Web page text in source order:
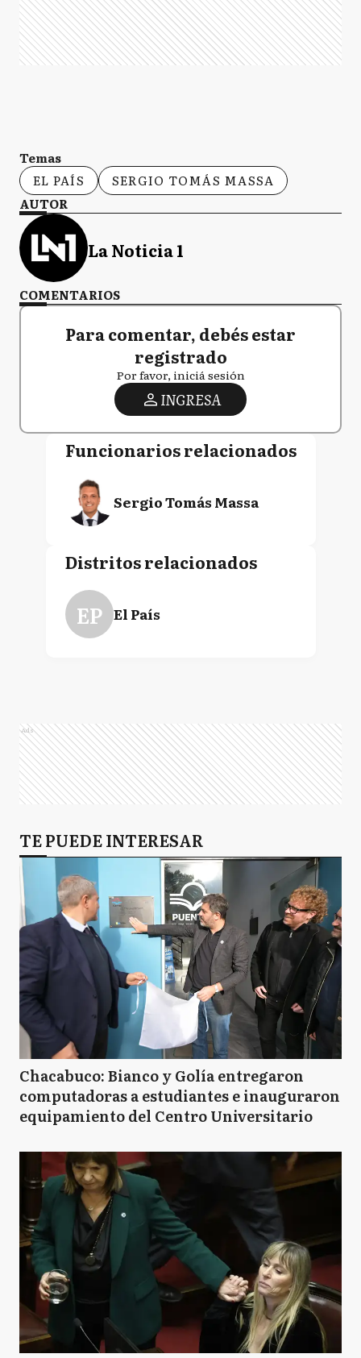
Temas
EL PAÍS
SERGIO TOMÁS MASSA
AUTOR
La Noticia 1
COMENTARIOS
Para comentar, debés estar
registrado
Por favor, iniciá sesión
INGRESA
Funcionarios relacionados
Sergio Tomás Massa
Distritos relacionados
EP El País
Ads
TE PUEDE INTERESAR
Chacabuco: Bianco y Golía entregaron
computadoras a estudiantes e inauguraron
equipamiento del Centro Universitario